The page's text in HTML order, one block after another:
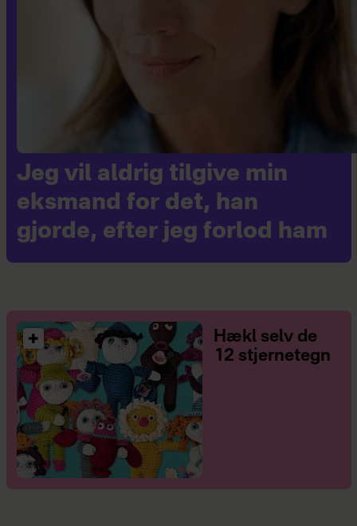
Jeg vil aldrig tilgive min
eksmand for det, han
gjorde, efter jeg forlod ham
Hækl selv de
12 stjernetegn